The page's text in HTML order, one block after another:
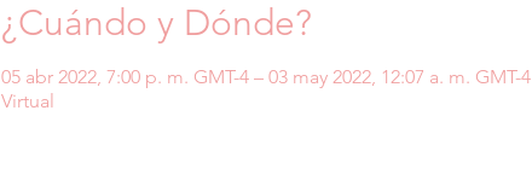
¿Cuándo y Dónde?
05 abr 2022, 7:00 p. m. GMT-4 – 03 may 2022, 12:07 a. m. GMT-4
Virtual